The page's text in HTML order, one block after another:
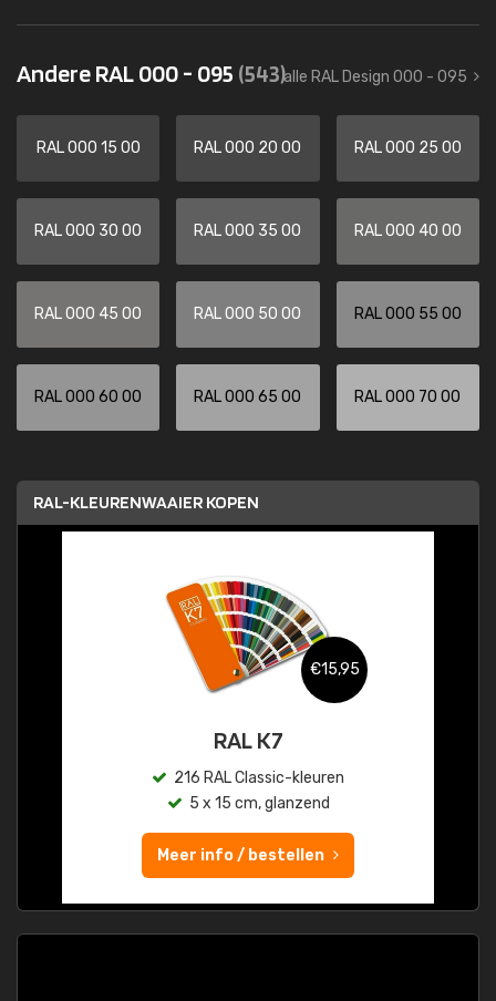
Andere RAL 000 - 095 (543)alle RAL Design 000 - 095
RAL 000 15 00 RAL 000 20 00 RAL 000 25 00
RAL 000 30 00 RAL 000 35 00 RAL 000 40 00
RAL 000 45 00 RAL 000 50 00 RAL 000 55 00
RAL 000 60 00 RAL 000 65 00 RAL 000 70 00
RAL-KLEURENWAAIER KOPEN
€15,95
RAL K7
216 RAL Classic-kleuren
5 x 15 cm, glanzend
Meer info / bestellen